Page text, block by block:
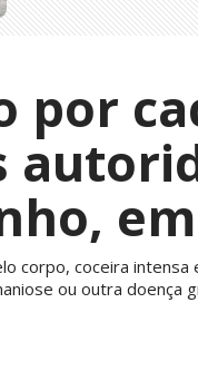
por
corpo, coceira
ou outra doença